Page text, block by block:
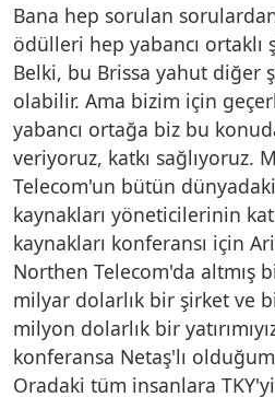
Bana hep sorulan
ödülleri hep yabancı ortaklı
Belki, bu Brissa yahut diğer
olabilir. Ama bizim için
yabancı ortağa biz bu
veriyoruz, katkı sağlıyoruz.
Telecom'un bütün
kaynakları yöneticilerinin
kaynakları konferansı için
Northen Telecom'da altmış
milyar dolarlık bir şirket ve
milyon dolarlık bir
konferansa Netaş'lı
Oradaki tüm insanlara